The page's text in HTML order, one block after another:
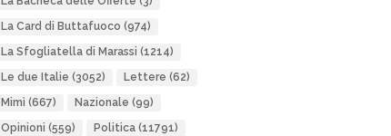
La Card di Buttafuoco (974)
La Sfogliatella di Marassi (1214)
Le due Italie (3052) Lettere (62)
Mimì (667) Nazionale (99)
Opinioni (559) Politica(11791)